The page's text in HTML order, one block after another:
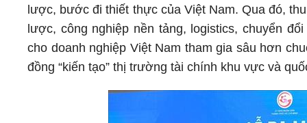
lược, bước đi thiết thực của Việt Nam. Qua đó,
lược, công nghiệp nền tảng, logistics, chuyển
cho doanh nghiệp Việt Nam tham gia sâu hơn
đồng “kiến tạo” thị trường tài chính khu vực và